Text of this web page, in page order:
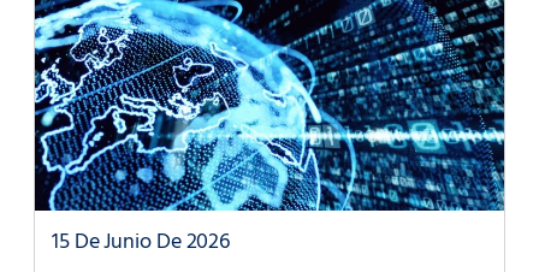
15 De Junio De 2026